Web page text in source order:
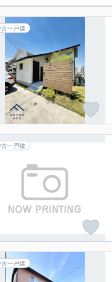
古一戸建
古一戸建
古一戸建